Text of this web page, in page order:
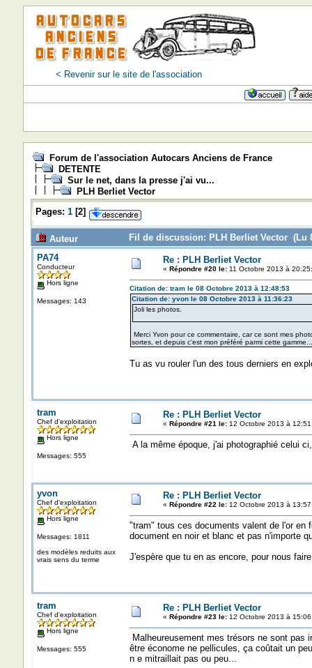
< Revenir sur le site de l'association
Forum de l'association Autocars Anciens de France
DETENTE
Sur le net, dans la presse j'ai vu...
PLH Berliet Vector
Pages: 1[2]
Auteur
Fil de discussion: PLH Berliet Vector (Lu
PA74
Conducteur
Hors ligne
Messages: 143
Re : PLH Berliet Vector
« Répondre #20 le:11 Octobre 2013 à
Citation de: tram le 08 Octobre 2013 à 12:48:53
Citation de: yvon le 08 Octobre 2013 à 11:36:23
Joli les photos.
Merci Yvon pour ce commentaire, car ce sont mes
sortes, et depuis c'est mon préféré parmi cette gamme...
Tu as vu rouler l'un des tous derniers en
tram
Chef d'exploitation
Hors ligne
Messages: 555
Re : PLH Berliet Vector
« Répondre #21 le:12 Octobre 2013 à
A la même époque, j'ai photographié celui
yvon
Chef d'exploitation
Hors ligne
Messages: 1811
des modèles reduits aux
vrais sens du terme
Re : PLH Berliet Vector
« Répondre #22 le:12 Octobre 2013 à
"tram" tous ces documents valent de l'or en
document en noir et blanc et pas n'importe
J'espère que tu en as encore, pour nous
tram
Chef d'exploitation
Hors ligne
Messages: 555
Re : PLH Berliet Vector
« Répondre #23 le:12 Octobre 2013 à
Malheureusement mes trésors ne sont pas
être économe ne pellicules, ça coûtait un
n e mitraillait pas ou peu...